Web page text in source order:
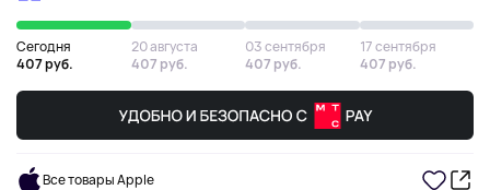
Сегодня
407 руб.
20 августа
407 руб.
03 сентября
407 руб.
17 сентября
407 руб.
Все товары Apple